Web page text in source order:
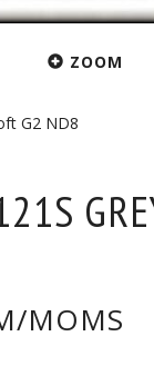
ZOOM
G2 ND8
MOMS